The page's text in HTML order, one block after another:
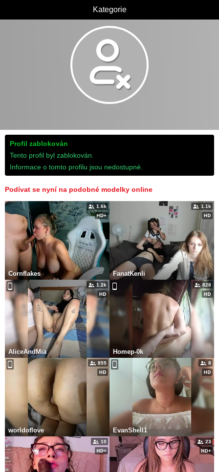
Profil zablokován
Tento profil byl zablokován.
Informace o tomto profilu jsou nedostupné.
Podívat se nyní na podobné modelky online
1.6k
Cornflakes
1.1k
FanatKenli
1.2k
AliceAndMia
828
Homep-0k
855
worldoflove
8
EvanShell1
10 23
Kategorie